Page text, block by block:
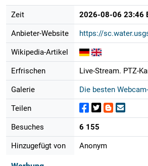
Zeit 2026-08-06 23:46
Anbieter-Website https://
Wikipedia-Artikel
Erfrischen Live-Stream. PTZ-
Galerie Die besten
Teilen
Besuches 6 155
Hinzugefügt von Anonym